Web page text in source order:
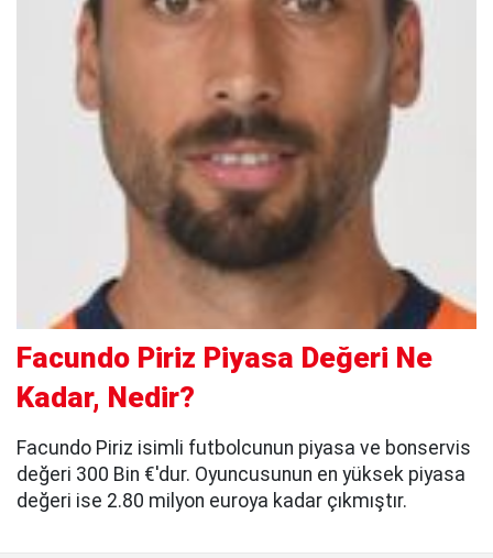
Facundo Piriz Piyasa Değeri Ne
Kadar, Nedir?
Facundo Piriz isimli futbolcunun piyasa ve bonservis
değeri 300 Bin €'dur. Oyuncusunun en yüksek piyasa
değeri ise 2.80 milyon euroya kadar çıkmıştır.